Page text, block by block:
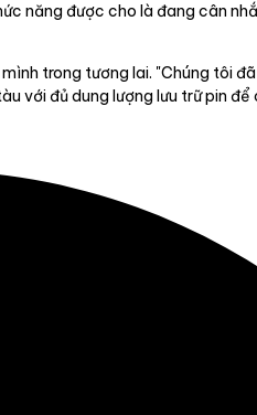
năng được cho là đang cân
trong tương lai. "Chúng tôi
với đủ dung lượng lưu trữ pin